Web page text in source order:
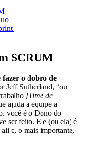
SCRUM
fazer o dobro de
Jeff Sutherland, “ou
[Time de
ajuda a equipe a
você é o Dono do
ser feito. Ele (ou ela) é
e, o mais importante,